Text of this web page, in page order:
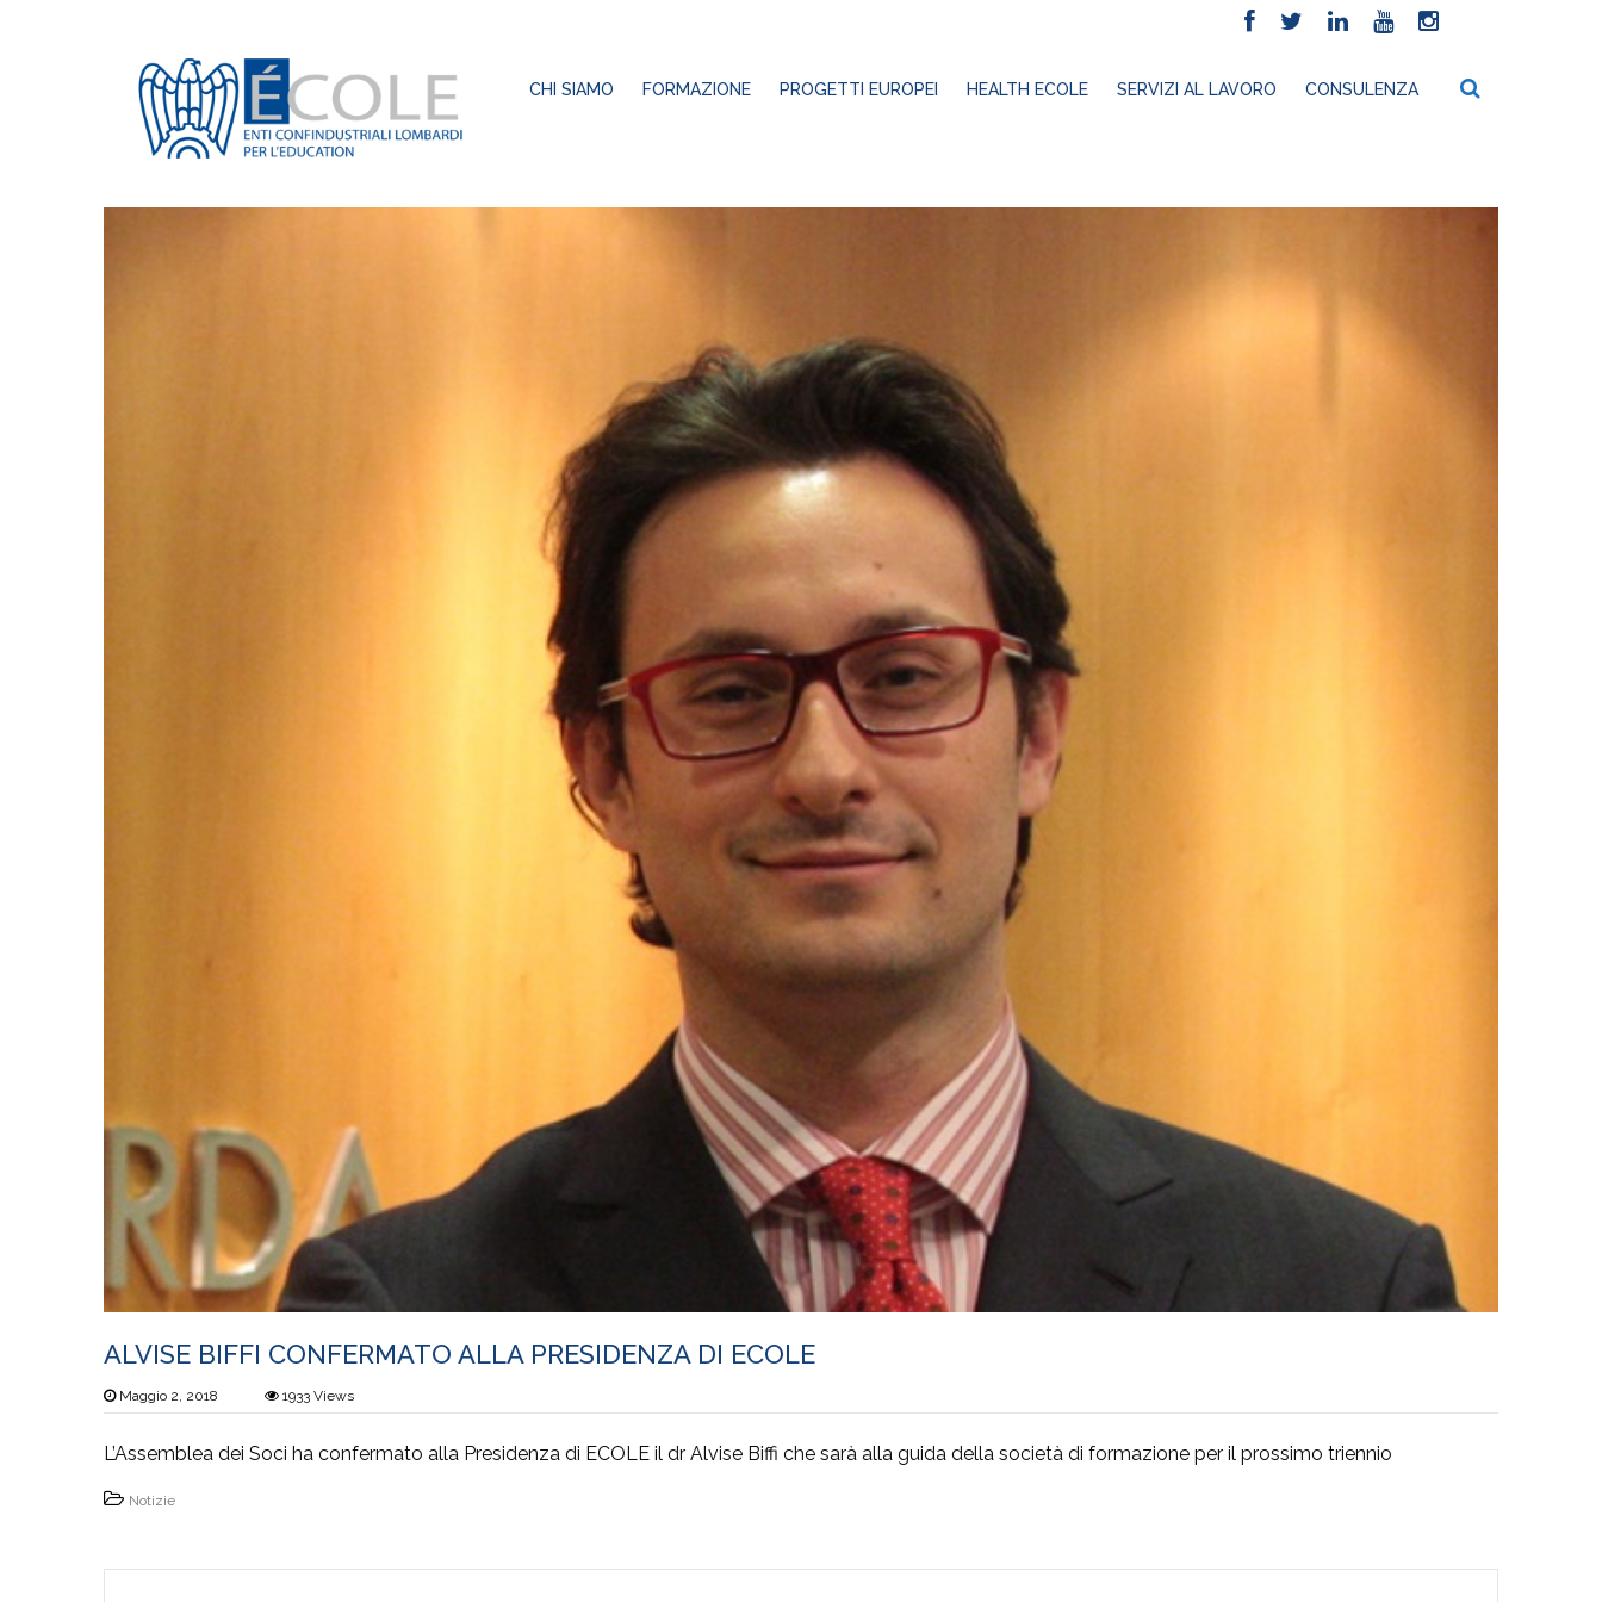
CHI SIAMO FORMAZIONE PROGETTI EUROPEI HEALTH ECOLE SERVIZI AL LAVORO CONSULENZA
ALVISE BIFFI CONFERMATO ALLA PRESIDENZA DI ECOLE
Maggio 2, 2018 1933 Views
L’Assemblea dei Soci ha confermato alla Presidenza di ECOLE il dr Alvise Biffi che sarà alla guida della società di formazione per il prossimo triennio
Notizie